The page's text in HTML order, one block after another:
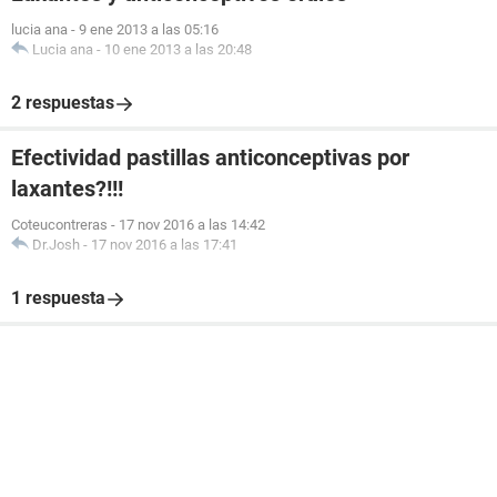
lucia ana - 9 ene 2013 a las 05:16
Lucia ana - 10 ene 2013 a las 20:48
2 respuestas
Efectividad pastillas anticonceptivas por
laxantes?!!!
Coteucontreras - 17 nov 2016 a las 14:42
Dr.Josh - 17 nov 2016 a las 17:41
1 respuesta